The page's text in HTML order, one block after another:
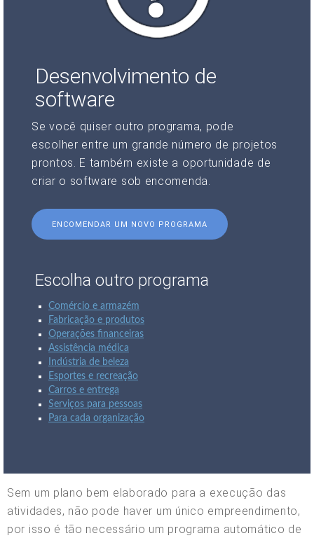
Desenvolvimento de
software
Se você quiser outro programa, pode
escolher entre um grande número de projetos
prontos. E também existe a oportunidade de
criar o software sob encomenda.
ENCOMENDAR UM NOVO PROGRAMA
Escolha outro programa
Comércio e armazém
Fabricação e produtos
Operações financeiras
Assistência médica
Indústria de beleza
Esportes e recreação
Carros e entrega
Serviços para pessoas
Para cada organização
Sem um plano bem elaborado para a execução das
atividades, não pode haver um único empreendimento,
por isso é tão necessário um programa automático de